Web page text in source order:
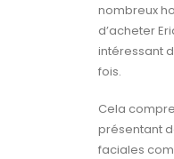
nombreux
d’acheter
intéressant
fois.
Cela
présentant
faciales